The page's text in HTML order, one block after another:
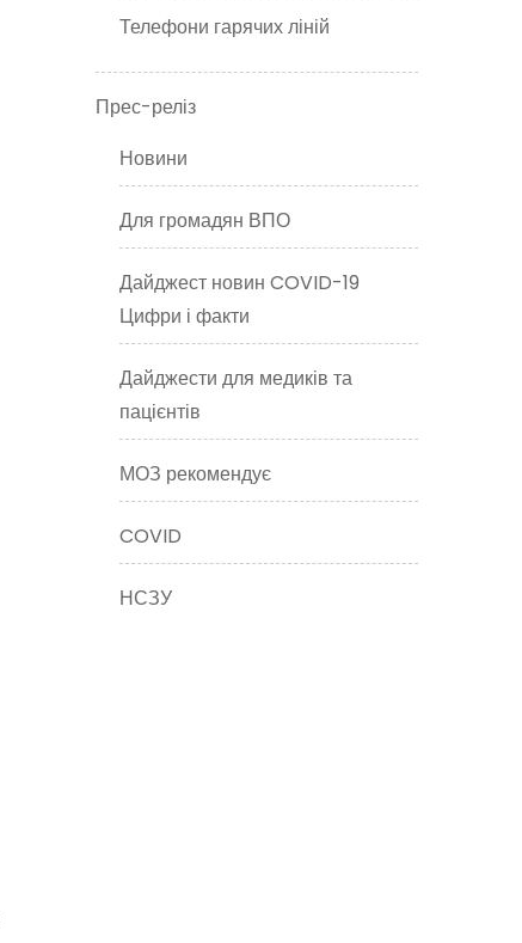
Телефони гарячих ліній
Прес-реліз
Новини
Для громадян ВПО
Дайджест новин COVID-19
Цифри і факти
Дайджести для медиків та
пацієнтів
МОЗ рекомендує
COVID
НСЗУ